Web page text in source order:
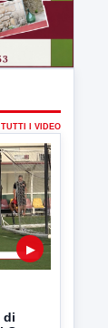
TUTTI I VIDEO
▶